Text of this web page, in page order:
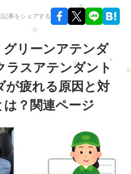
記事をシェアする
グリーンアテンダ
ラスアテンダント
が疲れる原因と対
？関連ページ